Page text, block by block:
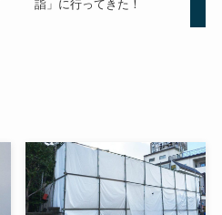
詣」に行ってきた！